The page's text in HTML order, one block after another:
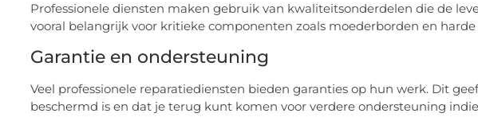
Professionele diensten maken gebruik van kwaliteitsonderdelen die de
vooral belangrijk voor kritieke componenten zoals moederborden en harde
Garantie en ondersteuning
Veel professionele reparatiediensten bieden garanties op hun werk. Dit
beschermd is en dat je terug kunt komen voor verdere ondersteuning